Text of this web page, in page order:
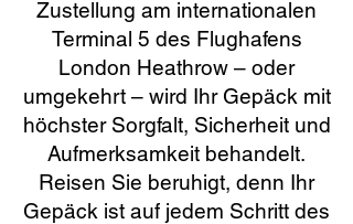
Zustellung am internationalen
Terminal 5 des Flughafens
London Heathrow – oder
umgekehrt – wird Ihr Gepäck mit
höchster Sorgfalt, Sicherheit und
Aufmerksamkeit behandelt.
Reisen Sie beruhigt, denn Ihr
Gepäck ist auf jedem Schritt des